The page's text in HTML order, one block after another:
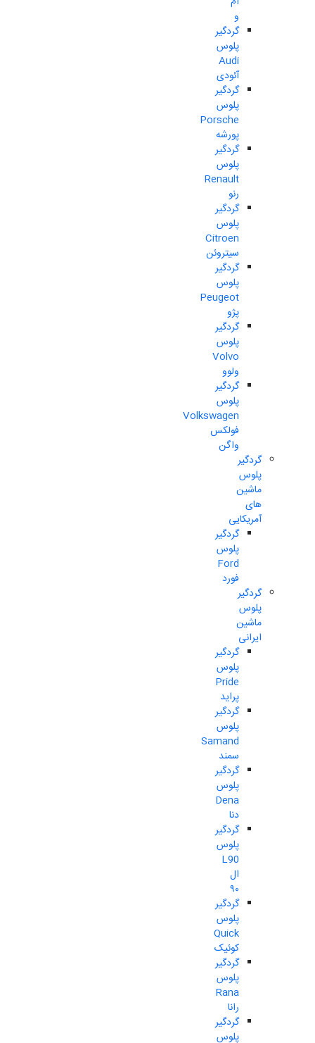
و
گردگیر
پلوس
Audi
آئودی
گردگیر
پلوس
Porsche
پورشه
گردگیر
پلوس
Renault
رنو
گردگیر
پلوس
Citroen
سیتروئن
گردگیر
پلوس
Peugeot
پژو
گردگیر
پلوس
Volvo
ولوو
گردگیر
پلوس
Volkswagen
فولکس
واگن
گردگیر
پلوس
ماشین
های
آمریکایی
گردگیر
پلوس
Ford
فورد
گردگیر
پلوس
ماشین
ایرانی
گردگیر
پلوس
Pride
پراید
گردگیر
پلوس
Samand
سمند
گردگیر
پلوس
Dena
دنا
گردگیر
پلوس
L90
ال
۹۰
گردگیر
پلوس
Quick
کوئیک
گردگیر
پلوس
Rana
رانا
گردگیر
پلوس